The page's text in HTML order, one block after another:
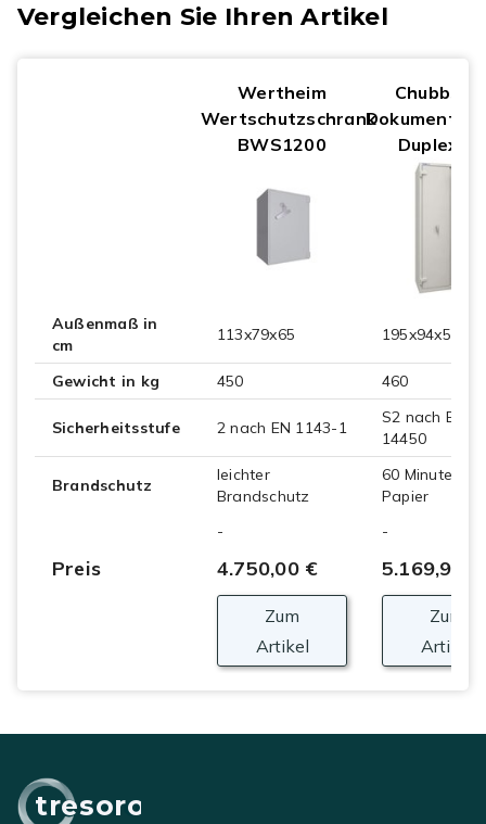
Vergleichen Sie Ihren Artikel
Wertheim
Wertschutzschrank
BWS1200
Duplex
Außenmaß in
cm
113x79x65 195x94x58.5
Gewicht in kg 450 460
Sicherheitsstufe 2 nach EN 1143-1
S2 nach EN
14450
Brandschutz
leichter
Brandschutz
60 Minuten
Papier
-
-
Preis 4.750,00 € 5.169,90 €
Zum
Artikel
Zum
Artikel
tresoro